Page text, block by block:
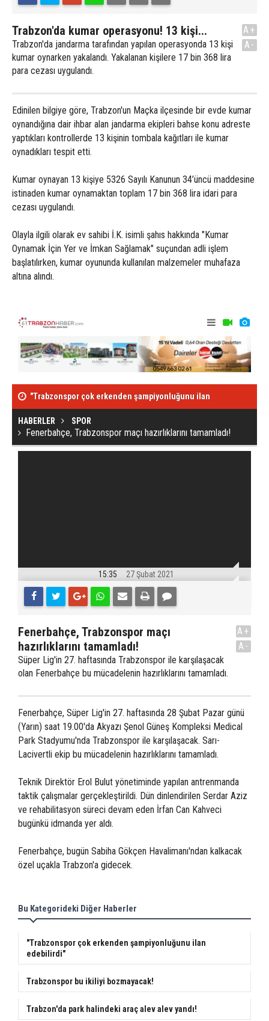
Trabzon'da kumar operasyonu! 13 kişi...
Trabzon'da jandarma tarafından yapılan operasyonda 13 kişi
kumar oynarken yakalandı. Yakalanan kişilere 17 bin 368 lira
para cezası uygulandı.
A+
A-
Edinilen bilgiye göre, Trabzon'un Maçka ilçesinde bir evde kumar
oynandığına dair ihbar alan jandarma ekipleri bahse konu adreste
yaptıkları kontrollerde 13 kişinin tombala kağıtları ile kumar
oynadıkları tespit etti.
Kumar oynayan 13 kişiye 5326 Sayılı Kanunun 34’üncü maddesine
istinaden kumar oynamaktan toplam 17 bin 368 lira idari para
cezası uygulandı.
Olayla ilgili olarak ev sahibi İ.K. isimli şahıs hakkında "Kumar
Oynamak İçin Yer ve İmkan Sağlamak" suçundan adli işlem
başlatılırken, kumar oyununda kullanılan malzemeler muhafaza
altına alındı.
"Trabzonspor çok erkenden şampiyonluğunu ilan
edebilirdi"
HABERLER SPOR
Fenerbahçe, Trabzonspor maçı hazırlıklarını tamamladı!
15:35 27 Şubat 2021
Fenerbahçe, Trabzonspor maçı
hazırlıklarını tamamladı!
Süper Lig'in 27. haftasında Trabzonspor ile karşılaşacak
olan Fenerbahçe bu mücadelenin hazırlıklarını tamamladı.
A+
A-
Fenerbahçe, Süper Lig'in 27. haftasında 28 Şubat Pazar günü
(Yarın) saat 19.00'da Akyazı Şenol Güneş Kompleksi Medical
Park Stadyumu'nda Trabzonspor ile karşılaşacak. Sarı-
Lacivertli ekip bu mücadelenin hazırlıklarını tamamladı.
Teknik Direktör Erol Bulut yönetiminde yapılan antrenmanda
taktik çalışmalar gerçekleştirildi. Dün dinlendirilen Serdar Aziz
ve rehabilitasyon süreci devam eden İrfan Can Kahveci
bugünkü idmanda yer aldı.
Fenerbahçe, bugün Sabiha Gökçen Havalimanı'ndan kalkacak
özel uçakla Trabzon'a gidecek.
Bu Kategorideki Diğer Haberler
"Trabzonspor çok erkenden şampiyonluğunu ilan
edebilirdi"
Trabzonspor bu ikiliyi bozmayacak!
Trabzon'da park halindeki araç alev alev yandı!